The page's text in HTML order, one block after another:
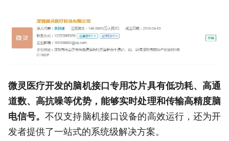
微灵医疗开发的脑机接口专用芯片具有低功耗、高通
道数、高抗噪等优势，能够实时处理和传输高精度脑
电信号。不仅支持脑机接口设备的高效运行，还为开
发者提供了一站式的系统级解决方案。